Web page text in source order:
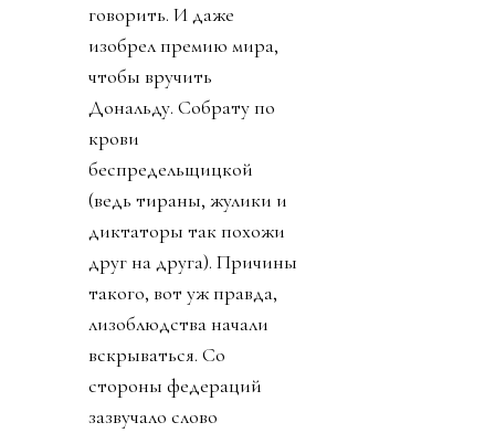
шершавости языка
полирует филейную
часть президента США.
И турнир новый
изобрел, и кубок в офис
привез, и за украденную
лидером мира у
футболиста Челси
золотую медаль не стал
говорить. И даже
изобрел премию мира,
чтобы вручить
Дональду. Собрату по
крови